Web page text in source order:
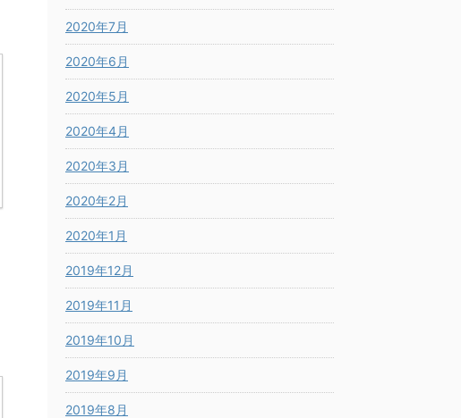
2020年7月
2020年6月
2020年5月
2020年4月
2020年3月
2020年2月
2020年1月
2019年12月
2019年11月
2019年10月
2019年9月
2019年8月